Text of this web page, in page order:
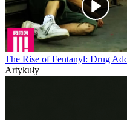
The Rise of Fentanyl: Drug
Artykuły